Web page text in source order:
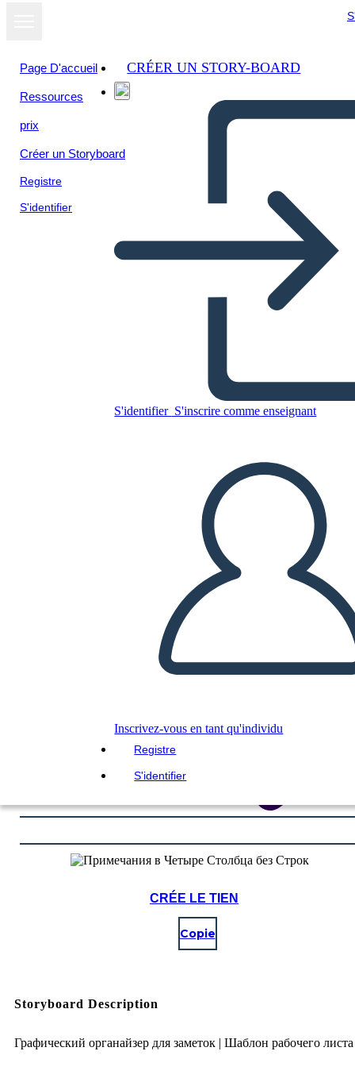
Page D'accueil
Ressources
prix
Créer un Storyboard
Registre
S'identifier
CRÉER UN STORY-BOARD
S'identifier S'inscrire comme enseignant
Inscrivez-vous en tant qu'individu
Registre
S'identifier
Примечания в Четыре
Copiez ce storyboard
LIRE LE DIAPORAMA
LIS-MOI
CRÉE LE TIEN
Copie
Storyboard Description
Графический органайзер для заметок | Шаблон рабочего